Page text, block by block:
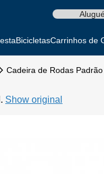
BicicletasCarrinhos de
Cadeira de Rodas Padrão
Show original